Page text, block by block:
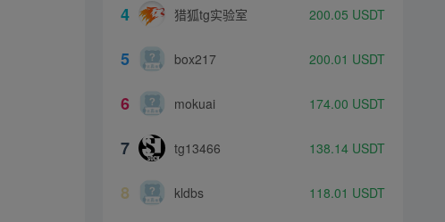
4 猎狐tg实验室 200.05 USDT
5 box217 200.01 USDT
6 mokuai 174.00 USDT
7 tg13466 138.14USDT
8 kldbs 118.01 USDT